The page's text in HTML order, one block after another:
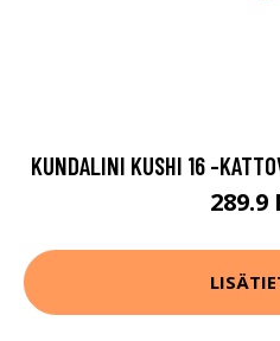
KUNDALINI KUSHI 16 -
289.9